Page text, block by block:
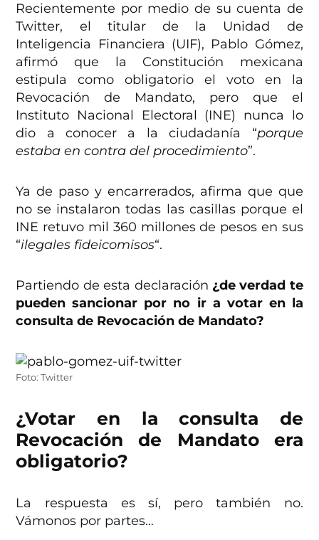
Recientemente por medio de su cuenta de
Twitter, el titular de la Unidad de
Inteligencia Financiera (UIF), Pablo Gómez,
afirmó que la Constitución mexicana
estipula como obligatorio el voto en la
Revocación de Mandato, pero que el
Instituto Nacional Electoral (INE) nunca lo
dio a conocer a la ciudadanía “porque
estaba en contra del procedimiento”.
Ya de paso y encarrerados, afirma que que
no se instalaron todas las casillas porque el
INE retuvo mil 360 millones de pesos en sus
“ilegales fideicomisos“.
Partiendo de esta declaración ¿de verdad te
pueden sancionar por no ir a votar en la
consulta de Revocación de Mandato?
Foto: Twitter
¿Votar en la consulta de
Revocación de Mandato era
obligatorio?
La respuesta es sí, pero también no.
Vámonos por partes…